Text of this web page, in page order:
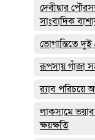
দেবীদ্বার
সাংবাদিক
ভোগান্তিতে দুই
রূপসায় গাঁজা
র‌্যাব পরিচয়ে
লাকসামে
ক্ষয়ক্ষতি